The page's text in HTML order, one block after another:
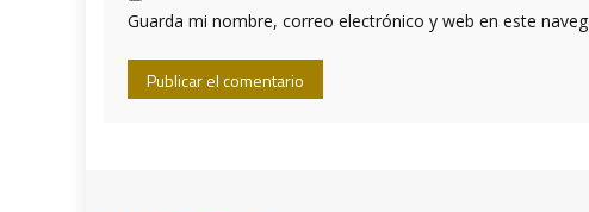
Guarda mi nombre, correo electrónico y web en este